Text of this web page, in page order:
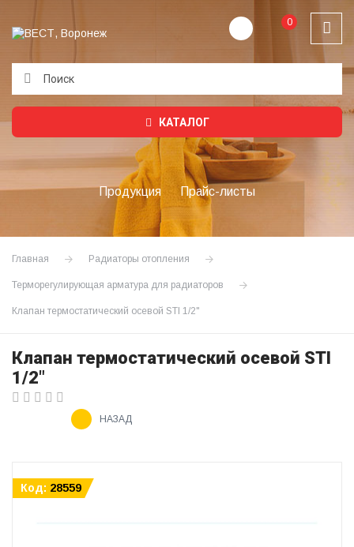
0
КАТАЛОГ
Продукция Прайс-листы
Главная Радиаторы отопления
Терморегулирующая арматура для радиаторов
Клапан термостатический осевой STI 1/2"
Клапан термостатический осевой STI
1/2"
НАЗАД
Код: 28559